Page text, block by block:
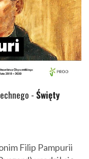
-Święty
Filip Pampurii